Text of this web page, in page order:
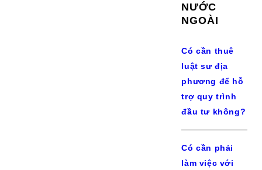
NƯỚC
NGOÀI
Có cần thuê
luật sư địa
phương để hỗ
trợ quy trình
đầu tư không?
Có cần phải
làm việc với